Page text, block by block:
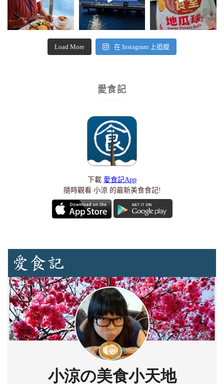
Load More 在 Instagram 上追蹤
愛食記
下載 愛食記App
隨時觀看 小涼 的最新美食食記!